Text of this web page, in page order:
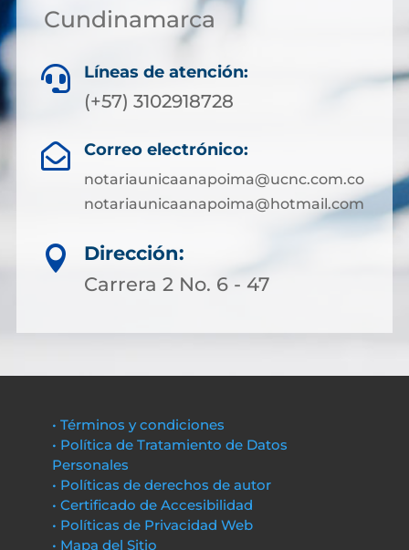
Cundinamarca
 Líneas de atención:
(+57) 3102918728
 Correo electrónico:
notariaunicaanapoima@ucnc.com.co
notariaunicaanapoima@hotmail.com

Dirección:
Carrera 2 No. 6 - 47
• Términos y condiciones
• Política de Tratamiento de Datos
Personales
• Políticas de derechos de autor
• Certificado de Accesibilidad
• Políticas de Privacidad Web
• Mapa del Sitio